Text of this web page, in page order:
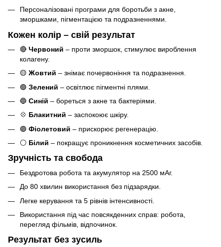
Персоналізовані програми для боротьби з акне,
зморшками, пігментацією та подразненнями.
Кожен колір – свій результат
🔴 Червоний – проти зморшок, стимулює вироблення
колагену.
🟡 Жовтий – знімає почервоніння та подразнення.
🟢 Зелений – освітлює пігментні плями.
🔵 Синій – бореться з акне та бактеріями.
💠 Блакитний – заспокоює шкіру.
🟣 Фіолетовий – прискорює регенерацію.
⚪ Білий – покращує проникнення косметичних засобів.
Зручність та свобода
Бездротова робота та акумулятор на 2500 мАг.
До 80 хвилин використання без підзарядки.
Легке керування та 5 рівнів інтенсивності.
Використання під час повсякденних справ: робота,
перегляд фільмів, відпочинок.
Результат без зусиль